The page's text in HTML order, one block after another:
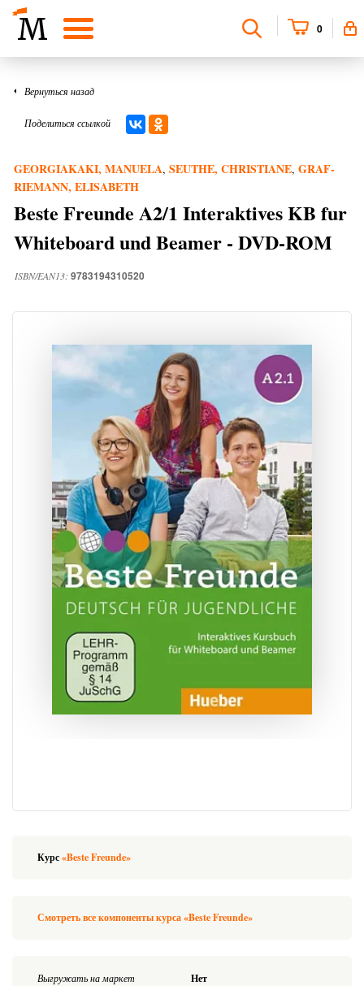
0
Вернуться назад
Поделиться ссылкой
GEORGIAKAKI, MANUELA, SEUTHE, CHRISTIANE, GRAF-
RIEMANN, ELISABETH
Beste Freunde A2/1 Interaktives KB fur
Whiteboard und Beamer - DVD-ROM
ISBN/EAN13: 9783194310520
Курс«Beste Freunde»
Смотреть все компоненты курса «Beste Freunde»
Выгружать на маркет Нет